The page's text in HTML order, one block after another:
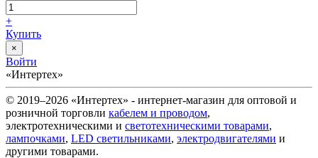
+
Купить
×
Войти
«Интертех»
© 2019–2026 «Интертех» - интернет-магазин для оптовой и
розничной торговли кабелем и проводом,
электротехническими и светотехническими товарами,
лампочками, LED светильниками, электродвигателями и
другими товарами.